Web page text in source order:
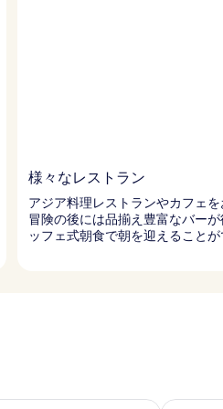
様々なレストラン
アジア料理レストランやカフェを
冒険の後には品揃え豊富なバー
ッフェ式朝食で朝を迎えることが